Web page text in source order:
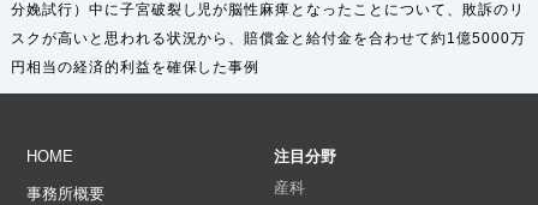
分娩試行）中に子宮破裂し児が脳性麻痺となったことについて、敗訴のリ
スクが高いと思われる状況から、賠償金と給付金を合わせて約1億5000万
円相当の経済的利益を確保した事例
HOME
事務所概要
注目分野
産科